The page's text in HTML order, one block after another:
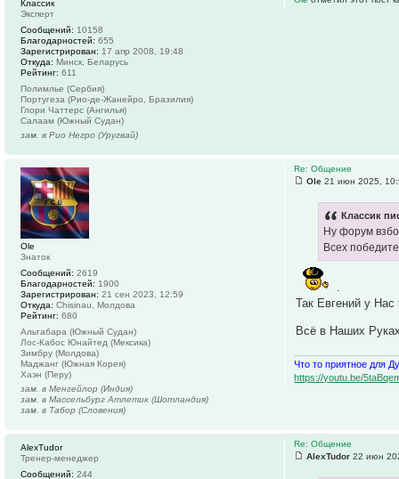
Классик
Эксперт
Сообщений: 10158
Благодарностей: 655
Зарегистрирован: 17 апр 2008, 19:48
Откуда: Минск, Беларусь
Рейтинг: 611
Полимлье (Сербия)
Португеза (Рио-де-Жанейро, Бразилия)
Глори Чаттерс (Ангилья)
Салаам (Южный Судан)
зам. в Рио Негро (Уругвай)
Re: Общение
Ole 21 июн 2025,
Классик
Ну форум
Всех
Так Евгений у
Всё в Наших
Что то приятное для
https://youtu.be/
Ole
Знаток
Сообщений: 2619
Благодарностей: 1900
Зарегистрирован: 21 сен 2023, 12:59
Откуда: Chisinau, Молдова
Рейтинг: 680
Альтабара (Южный Судан)
Лос-Кабос Юнайтед (Мексика)
Зимбру (Молдова)
Маджанг (Южная Корея)
Хаэн (Перу)
зам. в Менгейлор (Индия)
зам. в Массельбург Атлетик (Шотландия)
зам. в Табор (Словения)
Re: Общение
AlexTudor 22 июн
AlexTudor
Тренер-менеджер
Сообщений: 244